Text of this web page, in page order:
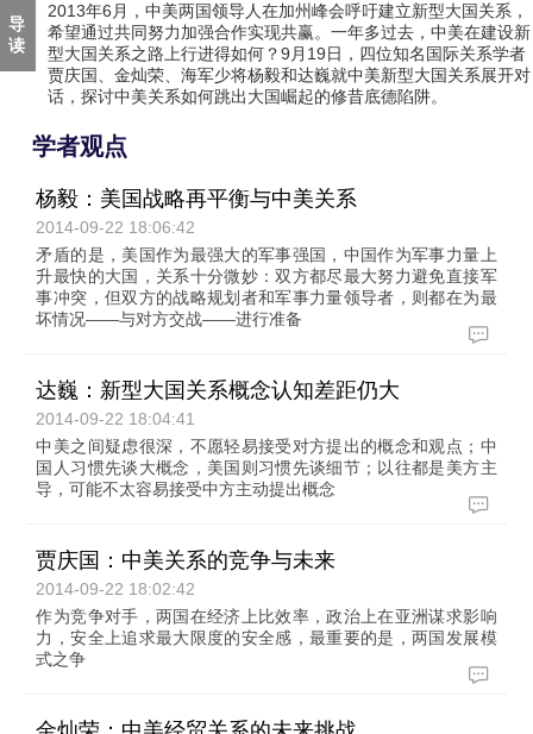
导
读
2013年6月，中美两国领导人在加州峰会呼吁建立新型大国关系，
希望通过共同努力加强合作实现共赢。一年多过去，中美在建设新
型大国关系之路上行进得如何？9月19日，四位知名国际关系学者
贾庆国、金灿荣、海军少将杨毅和达巍就中美新型大国关系展开对
话，探讨中美关系如何跳出大国崛起的修昔底德陷阱。
学者观点
杨毅：美国战略再平衡与中美关系
2014-09-22 18:06:42
矛盾的是，美国作为最强大的军事强国，中国作为军事力量上
升最快的大国，关系十分微妙：双方都尽最大努力避免直接军
事冲突，但双方的战略规划者和军事力量领导者，则都在为最
坏情况——与对方交战——进行准备
达巍：新型大国关系概念认知差距仍大
2014-09-22 18:04:41
中美之间疑虑很深，不愿轻易接受对方提出的概念和观点；中
国人习惯先谈大概念，美国则习惯先谈细节；以往都是美方主
导，可能不太容易接受中方主动提出概念
贾庆国：中美关系的竞争与未来
2014-09-22 18:02:42
作为竞争对手，两国在经济上比效率，政治上在亚洲谋求影响
力，安全上追求最大限度的安全感，最重要的是，两国发展模
式之争